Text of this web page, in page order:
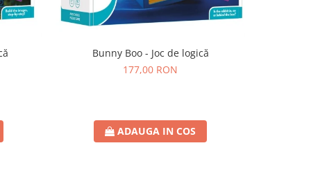
Bunny Boo - Joc de logică
177,00 RON
ADAUGA IN COS